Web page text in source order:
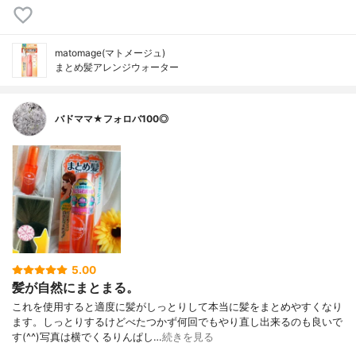
matomage(マトメージュ)
まとめ髪アレンジウォーター
バドママ★フォロバ100◎
5.00
髪が自然にまとまる。
これを使用すると適度に髪がしっとりして本当に髪をまとめやすくなり
ます。しっとりするけどべたつかず何回でもやり直し出来るのも良いで
す(^^)写真は横でくるりんぱし…続きを見る